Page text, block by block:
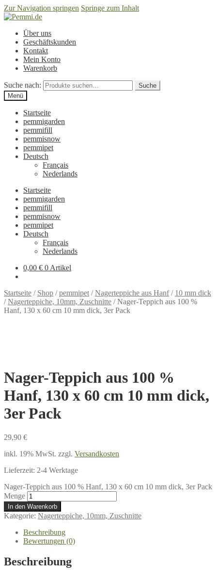
Zur Navigation springen Springe zum Inhalt
Über uns
Geschäftskunden
Kontakt
Mein Konto
Warenkorb
Suche nach:
Suche
Menü
Startseite
pemmigarden
pemmifill
pemmisnow
pemmipet
Deutsch
Français
Nederlands
Startseite
pemmigarden
pemmifill
pemmisnow
pemmipet
Deutsch
Français
Nederlands
0,00 € 0 Artikel
Startseite / Shop /pemmipet /Nagerteppiche aus Hanf/ 10 mm dick
/Nagerteppiche, 10mm, Zuschnitte /Nager-Teppich aus 100 %
Hanf, 130 x 60 cm 10 mm dick, 3er Pack
Nager-Teppich aus 100 %
Hanf, 130 x 60 cm 10 mm dick,
3er Pack
29,90 €
inkl. 19% MwSt. zzgl. Versandkosten
Lieferzeit: 2-4 Werktage
Nager-Teppich aus 100 % Hanf, 130 x 60 cm 10 mm dick, 3er Pack
Menge
In den Warenkorb
Kategorie: Nagerteppiche, 10mm, Zuschnitte
Beschreibung
Bewertungen (0)
Beschreibung